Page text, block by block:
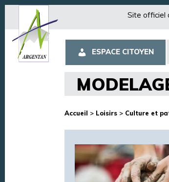
Site officiel
ESPACE CITOYEN
Accueil > Loisirs > Culture et